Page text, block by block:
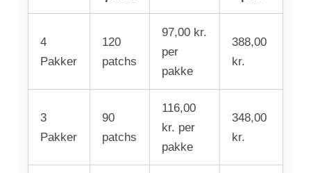
4
Pakker
120
patchs
97,00 kr.
per
pakke
388,00
kr.
3
Pakker
90
patchs
116,00
kr. per
pakke
348,00
kr.